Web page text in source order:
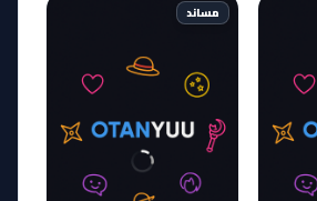
مساند